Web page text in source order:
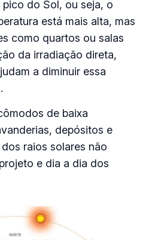
do Sol, ou seja, o
está mais alta, mas
como quartos ou salas
da irradiação direta,
a diminuir essa
de baixa
depósitos e
raios solares não
e dia a dia dos